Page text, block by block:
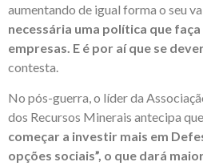
aumentando de igual forma o seu
necessária uma política que
empresas. E é por aí que se
contesta.
No pós-guerra, o líder da
dos Recursos Minerais antecipa
começar a investir mais em
opções sociais”, o que dará